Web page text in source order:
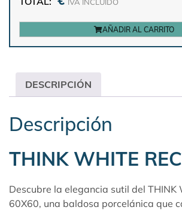
AÑADIR AL CARRITO
DESCRIPCIÓN
Descripción
THINK WHITE
Descubre la elegancia sutil del THINK
60X60, una baldosa porcelánica que